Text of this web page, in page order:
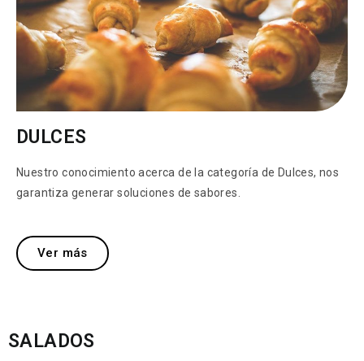
DULCES
Nuestro conocimiento acerca de la categoría de Dulces, nos
garantiza generar soluciones de sabores.
Ver más
SALADOS